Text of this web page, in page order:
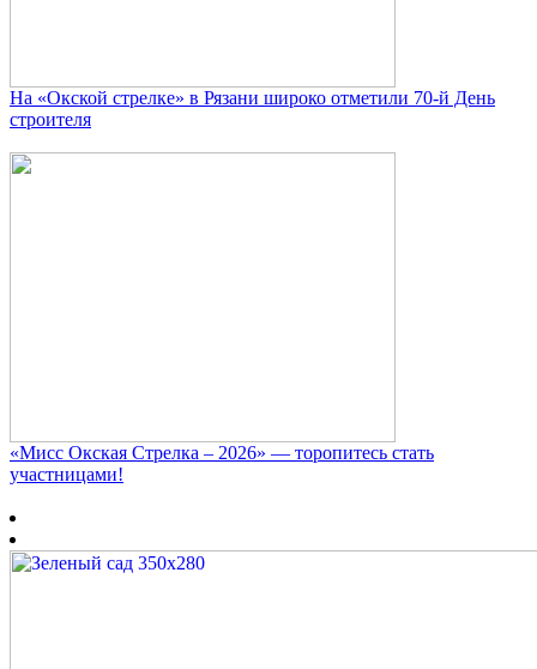
На «Окской стрелке» в Рязани широко отметили 70-й День
строителя
«Мисс Окская Стрелка – 2026» — торопитесь стать
участницами!